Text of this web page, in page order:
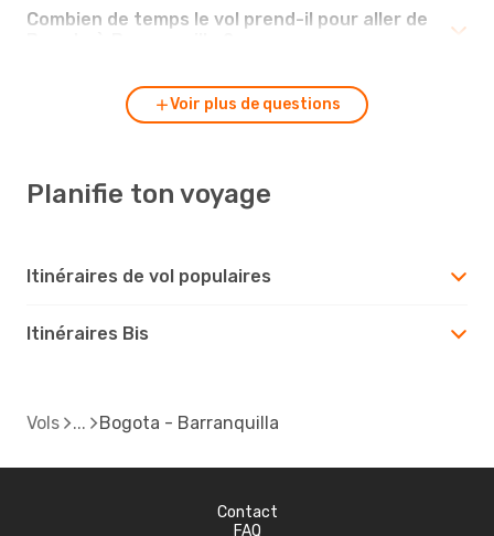
Combien de temps le vol prend-il pour aller de
Voir plus de questions
Planifie ton voyage
Itinéraires de vol populaires
Itinéraires Bis
Vols Bogota - Barranquilla
Contact
FAQ